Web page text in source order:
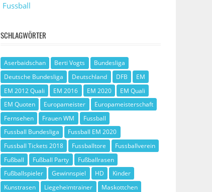
Fussball
SCHLAGWÖRTER
Aserbaidschan Berti Vogts
Bundesliga
Deutsche Bundesliga
Deutschland DFB
EM
EM 2012 Quali
EM 2016 EM 2020
EM Quali
EM Quoten
Europameister
Europameisterschaft
Fernsehen
Frauen WM
Fussball
Fussball Bundesliga
Fussball EM 2020
Fussball Tickets 2018
Fussballtore
Fussballverein
Fußball
Fußball Party
Fußballrasen
Fußballspieler
Gewinnspiel HD
Kinder
Kunstrasen
Liegeheimtrainer
Maskottchen